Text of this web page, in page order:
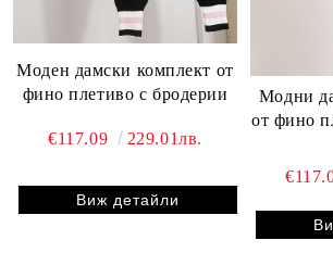
Моден дамски комплект от
фино плетиво с бродерии
€117.09 229.01лв.
Виж детайли
Модни
от фино